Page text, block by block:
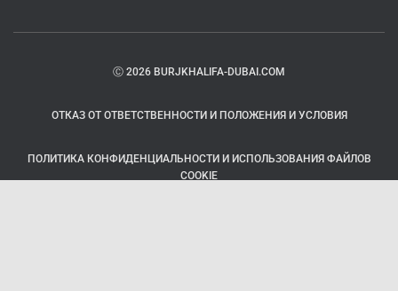
Ⓒ 2026 BURJKHALIFA-DUBAI.COM
ОТКАЗ ОТ ОТВЕТСТВЕННОСТИ И ПОЛОЖЕНИЯ И УСЛОВИЯ
ПОЛИТИКА КОНФИДЕНЦИАЛЬНОСТИ И ИСПОЛЬЗОВАНИЯ ФАЙЛОВ
COOKIE